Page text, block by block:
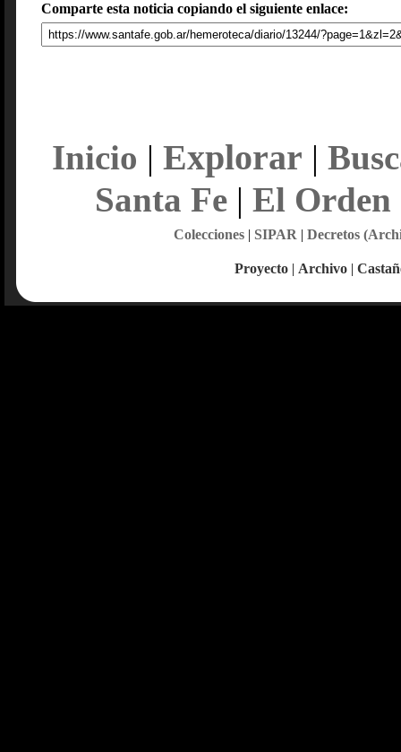
Comparte esta noticia copiando el siguiente enlace:
Inicio | Explorar |
Santa Fe| El Orden
Colecciones| SIPAR | Decretos
Proyecto | Archivo |